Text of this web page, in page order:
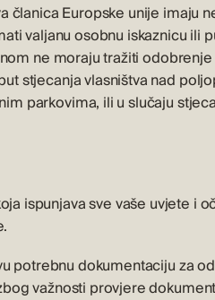
članica Europske unije imaju
valjanu osobnu iskaznicu ili
ne moraju tražiti
stjecanja vlasništva nad
parkovima, ili u slučaju
ispunjava sve vaše uvjete i
potrebnu dokumentaciju za
važnosti provjere